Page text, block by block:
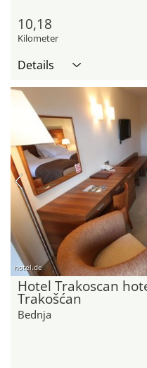
10,18
Kilometer
Details
hotel.de
Hotel Trakoscan
Trakošćan
Bednja